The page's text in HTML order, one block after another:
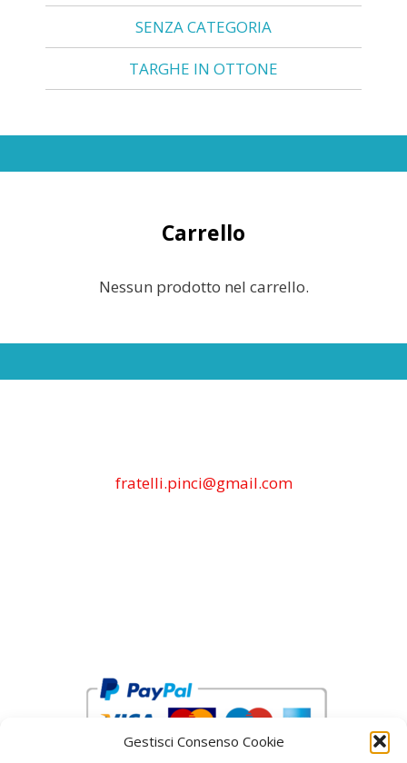
Gestisci Consenso Cookie
SENZA CATEGORIA
TARGHE IN OTTONE
Carrello
Nessun prodotto nel carrello.
fratelli.pinci@gmail.com